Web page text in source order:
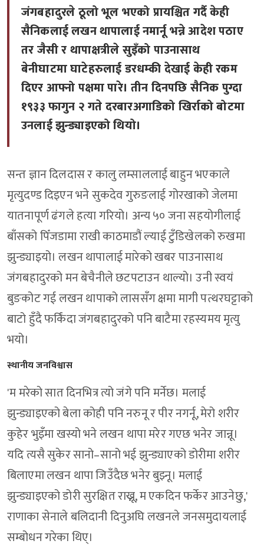
जंगबहादुरले ठूलो भूल भएको प्रायश्चित गर्दै केही
सैनिकलाई लखन थापालाई नमार्नू भन्ने आदेश पठाए
तर जैसी र थापाक्षत्रीले सुइँको पाउनासाथ
बेनीघाटमा घाटेहरुलाई डरधम्की देखाई केही रकम
दिएर आफ्नो पक्षमा पारे। तीन दिनपछि सैनिक पुग्दा
१९३३ फागुन २ गते दरबारअगाडिको खिर्राको बोटमा
उनलाई झुन्ड्याइएको थियो।
सन्त ज्ञान दिलदास र कालु लम्साललाई बाहुन भएकाले
मृत्युदण्ड दिइएन भने सुकदेव गुरुङलाई गोरखाको जेलमा
यातनापूर्ण ढंगले हत्या गरियो। अन्य ५० जना सहयोगीलाई
बाँसको पिँजडामा राखी काठमाडौं ल्याई टुँडिखेलको रुखमा
झुन्ड्याइयो। लखन थापालाई मारेको खबर पाउनासाथ
जंगबहादुरको मन बेचैनीले छटपटाउन थाल्यो। उनी स्वयं
बुङकोट गई लखन थापाको लाससँग क्षमा मागी पत्थरघट्टाको
बाटो हुँदै फर्किंदा जंगबहादुरको पनि बाटैमा रहस्यमय मृत्यु
भयो।
स्थानीय जनविश्वास
'म मरेको सात दिनभित्र त्यो जंगे पनि मर्नेछ। मलाई
झुन्ड्याइएको बेला कोही पनि नरुनू र पीर नगर्नू, मेरो शरीर
कुहेर भुइँमा खस्यो भने लखन थापा मरेर गएछ भनेर जान्नू।
यदि त्यसै सुकेर सानो–सानो भई झुन्ड्याएको डोरीमा शरीर
बिलाएमा लखन थापा जिउँदैछ भनेर बुझ्नू। मलाई
झुन्ड्याइएको डोरी सुरक्षित राख्नू, म एकदिन फर्केर आउनेछु,'
राणाका सेनाले बलिदानी दिनुअघि लखनले जनसमुदायलाई
सम्बोधन गरेका थिए्।